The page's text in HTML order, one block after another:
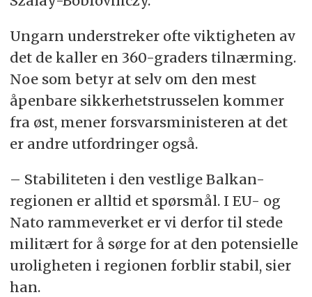
Ungarn understreker ofte viktigheten av
det de kaller en 360-graders tilnærming.
Noe som betyr at selv om den mest
åpenbare sikkerhetstrusselen kommer
fra øst, mener forsvarsministeren at det
er andre utfordringer også.
– Stabiliteten i den vestlige Balkan-
regionen er alltid et spørsmål. I EU- og
Nato rammeverket er vi derfor til stede
militært for å sørge for at den potensielle
uroligheten i regionen forblir stabil, sier
han.